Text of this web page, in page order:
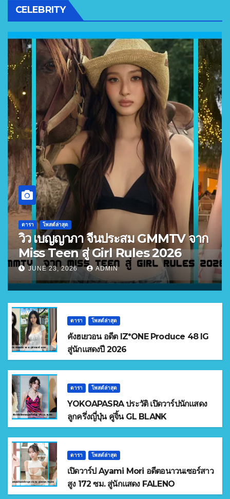
CELEBRITY
ดารา โพสต์ล่าสุด
วิว เบญญาภา จีนประสม GMMTV จาก
Miss Teen สู่ Girl Rules 2026
JUNE 23, 2026 ADMIN
ดารา โพสต์ล่าสุด
คังฮเยวอน อดีต IZ*ONE Produce 48 IG
สู่นักแสดงปี 2026
ดารา โพสต์ล่าสุด
YOKOAPASRA ประวัติ เปิดวาร์ปนักแสดง
ลูกครึ่งญี่ปุ่น คู่จิ้น GL BLANK
ดารา โพสต์ล่าสุด
เปิดวาร์ป Ayami Mori อดีตอนาวนเซอร์สาว
สูง 172 ซม. สู่นักแสดง FALENO